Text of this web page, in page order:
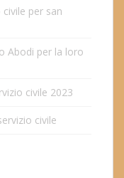
per san
Abodi per la loro
civile 2023
civile